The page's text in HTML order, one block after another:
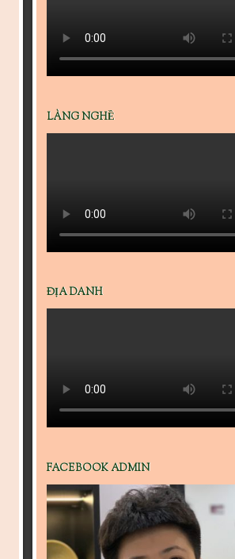
LÀNG NGHỀ
ĐỊA DANH
FACEBOOK ADMIN